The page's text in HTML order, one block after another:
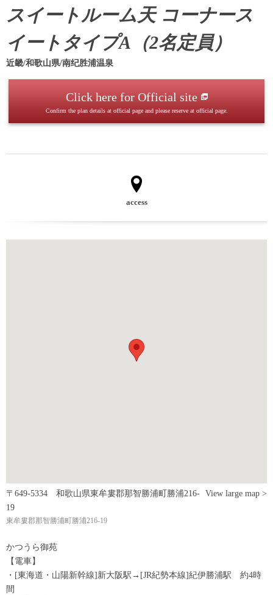
スイートルーム天 コーナース
イートタイプA（2名定員）
近畿/和歌山県/南纪胜浦温泉
Click here for Official site
Confirm the plan details at official page and please reserve at official page.
access
View large map >
〒649-5334 和歌山県東牟婁郡那智勝浦町勝浦216-
19
東牟婁郡那智勝浦町勝浦216-19
かつうら御苑
【電車】
・[東海道・山陽新幹線]新大阪駅→[JR紀勢本線]紀伊勝浦駅 約4時
間